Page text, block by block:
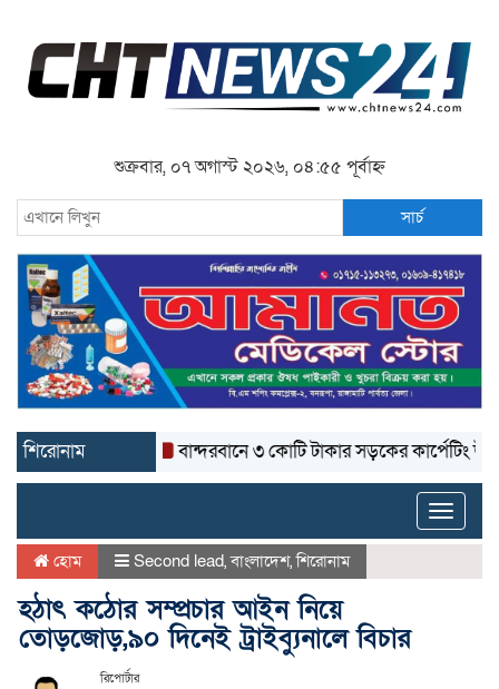
শুক্রবার, ০৭ অগাস্ট ২০২৬, ০৪:৫৫ পূর্বাহ্ন
সার্চ
শিরোনাম বান্দরবানে ৩ কোটি টাকার সড়কের কার্পেটিং উঠে যাচ্ছে
Toggle
হোম Second lead,বাংলাদেশ,শিরোনাম
হঠাৎ কঠোর সম্প্রচার আইন নিয়ে
তোড়জোড়,৯০ দিনেই ট্রাইব্যুনালে বিচার
রিপোর্টার